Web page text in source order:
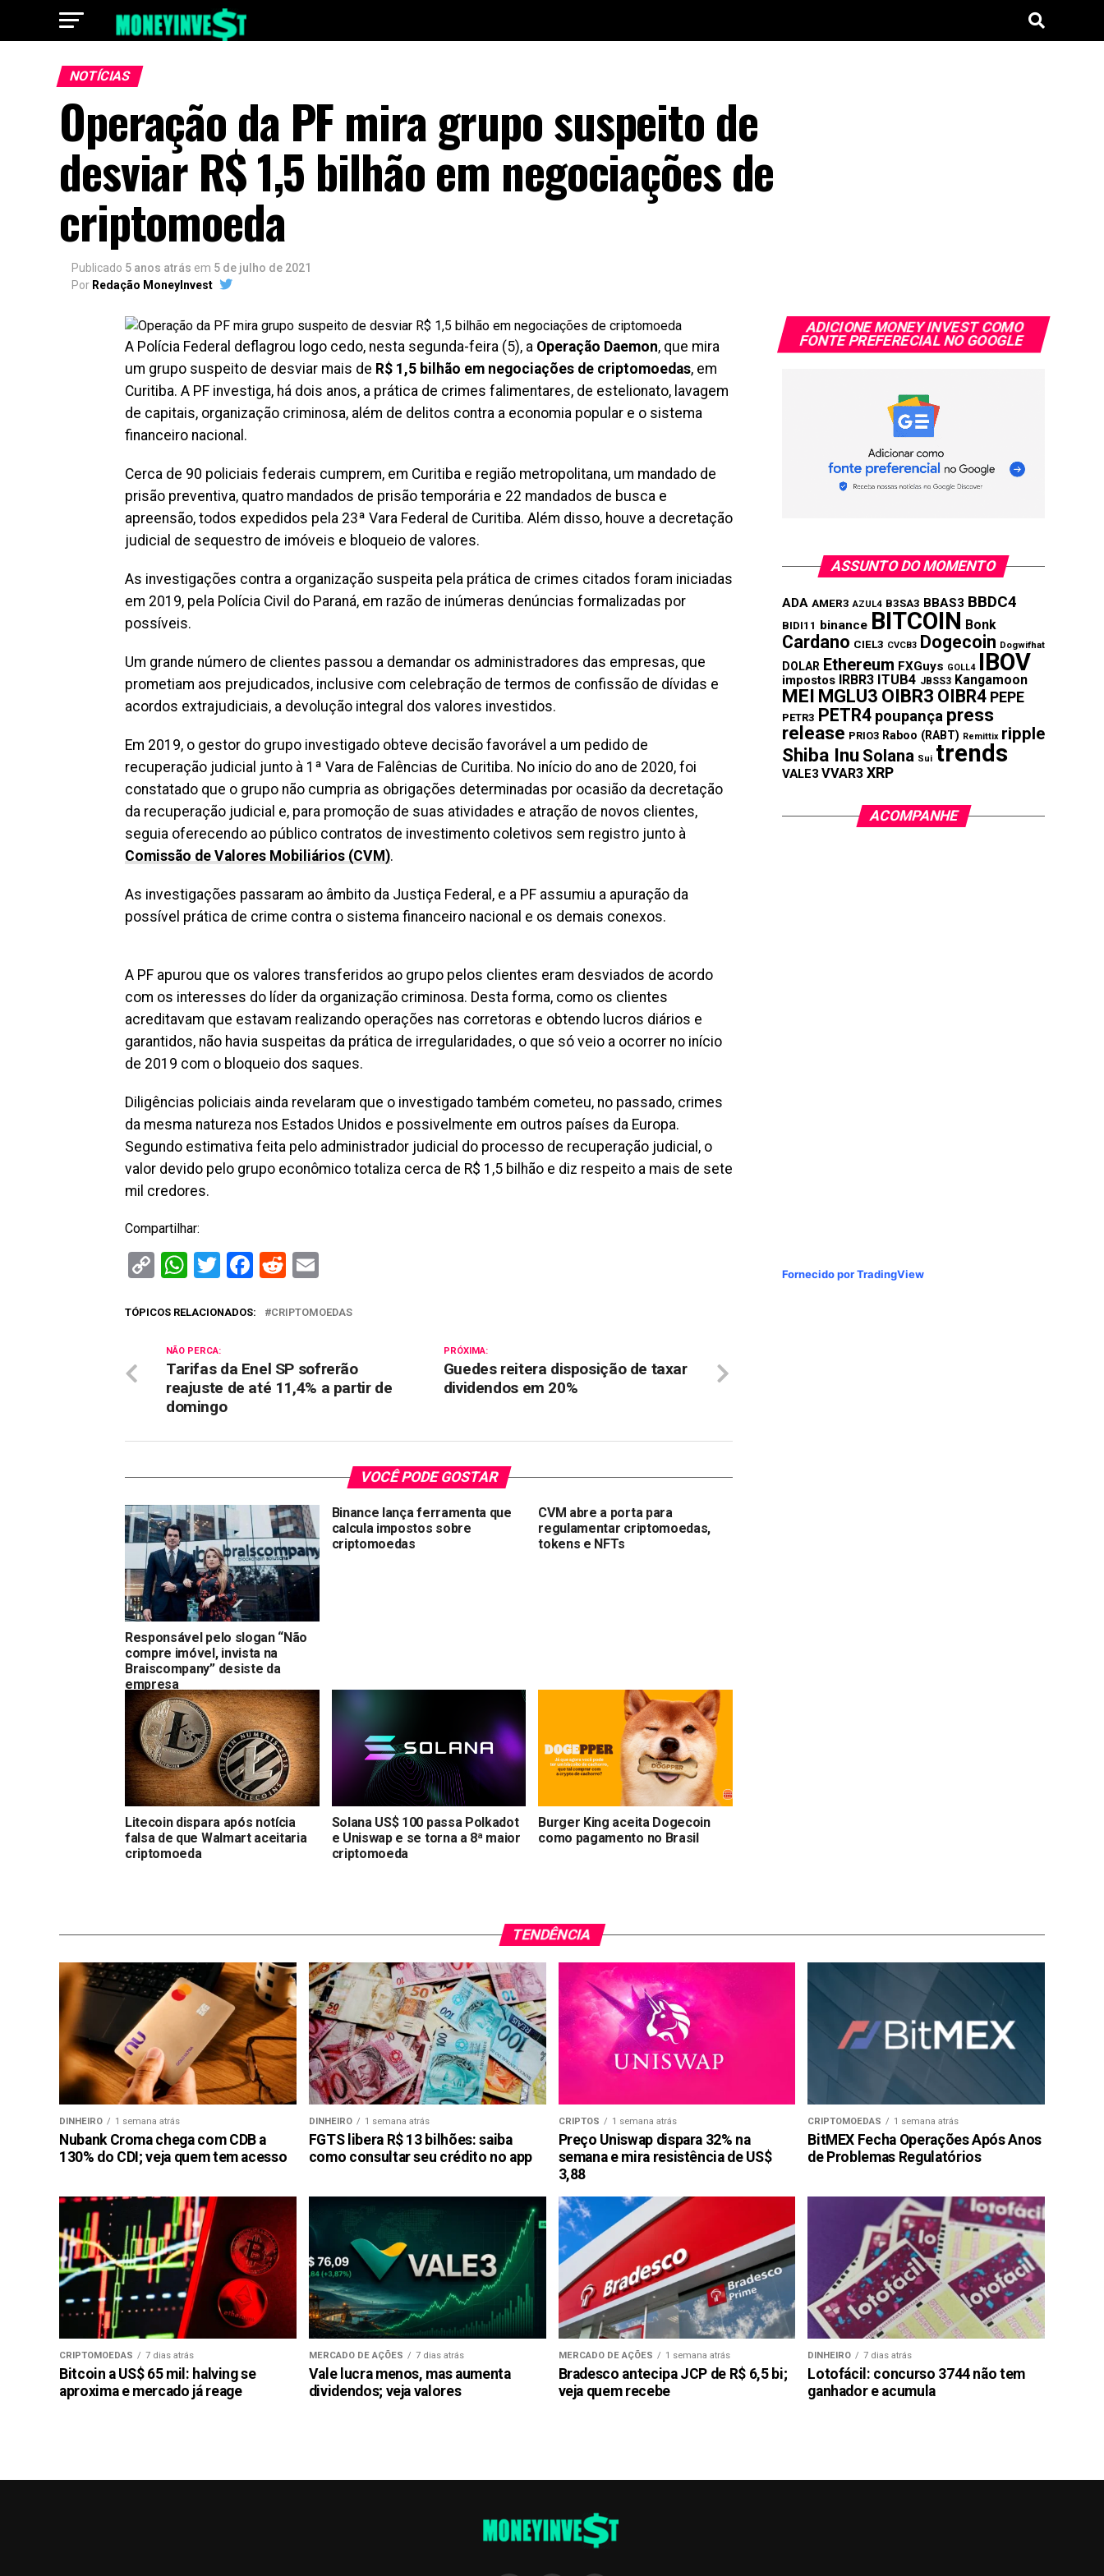
NOTÍCIAS
Operação da PF mira grupo suspeito de
desviar R$ 1,5 bilhão em negociações de
criptomoeda
Publicado 5 anos atrás em 5 de julho de 2021
Por Redação MoneyInvest
A Polícia Federal deflagrou logo cedo, nesta segunda-feira (5), a Operação Daemon, que mira
um grupo suspeito de desviar mais de R$ 1,5 bilhão em negociações de criptomoedas, em
Curitiba. A PF investiga, há dois anos, a prática de crimes falimentares, de estelionato, lavagem
de capitais, organização criminosa, além de delitos contra a economia popular e o sistema
financeiro nacional.
Cerca de 90 policiais federais cumprem, em Curitiba e região metropolitana, um mandado de
prisão preventiva, quatro mandados de prisão temporária e 22 mandados de busca e
apreensão, todos expedidos pela 23ª Vara Federal de Curitiba. Além disso, houve a decretação
judicial de sequestro de imóveis e bloqueio de valores.
As investigações contra a organização suspeita pela prática de crimes citados foram iniciadas
em 2019, pela Polícia Civil do Paraná, em razão de inúmeras denúncias formalizadas por
possíveis.
Um grande número de clientes passou a demandar os administradores das empresas, que
prometiam aos prejudicados, inclusive com celebração de termos de confissão de dívidas e
acordos extrajudiciais, a devolução integral dos valores investidos.
Em 2019, o gestor do grupo investigado obteve decisão favorável a um pedido de
recuperação judicial junto à 1ª Vara de Falências de Curitiba. No início do ano de 2020, foi
constatado que o grupo não cumpria as obrigações determinadas por ocasião da decretação
da recuperação judicial e, para promoção de suas atividades e atração de novos clientes,
seguia oferecendo ao público contratos de investimento coletivos sem registro junto à
Comissão de Valores Mobiliários (CVM).
As investigações passaram ao âmbito da Justiça Federal, e a PF assumiu a apuração da
possível prática de crime contra o sistema financeiro nacional e os demais conexos.
A PF apurou que os valores transferidos ao grupo pelos clientes eram desviados de acordo
com os interesses do líder da organização criminosa. Desta forma, como os clientes
acreditavam que estavam realizando operações nas corretoras e obtendo lucros diários e
garantidos, não havia suspeitas da prática de irregularidades, o que só veio a ocorrer no início
de 2019 com o bloqueio dos saques.
Diligências policiais ainda revelaram que o investigado também cometeu, no passado, crimes
da mesma natureza nos Estados Unidos e possivelmente em outros países da Europa.
Segundo estimativa feita pelo administrador judicial do processo de recuperação judicial, o
valor devido pelo grupo econômico totaliza cerca de R$ 1,5 bilhão e diz respeito a mais de sete
mil credores.
Compartilhar:
CopyWhatsApp
Twitter
Facebook
Reddit
TÓPICOS RELACIONADOS: CRIPTOMOEDAS
PRÓXIMA:
Guedes reitera disposição de taxar
dividendos em 20%
NÃO PERCA:
Tarifas da Enel SP sofrerão
reajuste de até 11,4% a partir de
domingo
VOCÊ PODE GOSTAR
Responsável pelo slogan “Não
compre imóvel, invista na
Braiscompany” desiste da
empresa
Binance lança ferramenta que
calcula impostos sobre
criptomoedas
CVM abre a porta para
regulamentar criptomoedas,
tokens e NFTs
Litecoin dispara após notícia
falsa de que Walmart aceitaria
criptomoeda
Solana US$ 100 passa Polkadot
e Uniswap e se torna a 8ª maior
criptomoeda
Burger King aceita Dogecoin
como pagamento no Brasil
ADICIONE MONEY INVEST COMO
FONTE PREFERECIAL NO GOOGLE
ASSUNTO DO MOMENTO
ADA AMER3 AZUL4 B3SA3 BBAS3 BBDC4
BIDI11 binance BITCOIN Bonk
Cardano CIEL3 CVCB3 Dogecoin Dogwifhat
DOLAR Ethereum FXGuys GOLL4 IBOV
impostos IRBR3 ITUB4 JBSS3 Kangamoon
MEI MGLU3 OIBR3 OIBR4 PEPE
PETR3 PETR4 poupança press
release PRIO3 Raboo (RABT) Remittix ripple
Shiba Inu Solana Sui trends
VALE3 VVAR3 XRP
ACOMPANHE
Fornecido por TradingView
TENDÊNCIA
DINHEIRO 1 semana atrás
Nubank Croma chega com CDB a
130% do CDI; veja quem tem acesso
DINHEIRO 1 semana atrás
FGTS libera R$ 13 bilhões: saiba
como consultar seu crédito no app
CRIPTOS 1 semana atrás
Preço Uniswap dispara 32% na
semana e mira resistência de US$
3,88
CRIPTOMOEDAS 1 semana atrás
BitMEX Fecha Operações Após Anos
de Problemas Regulatórios
CRIPTOMOEDAS 7 dias atrás
Bitcoin a US$ 65 mil: halving se
aproxima e mercado já reage
MERCADO DE AÇÕES 7 dias atrás
Vale lucra menos, mas aumenta
dividendos; veja valores
MERCADO DE AÇÕES 1 semana atrás
Bradesco antecipa JCP de R$ 6,5 bi;
veja quem recebe
DINHEIRO 7 dias atrás
Lotofácil: concurso 3744 não tem
ganhador e acumula